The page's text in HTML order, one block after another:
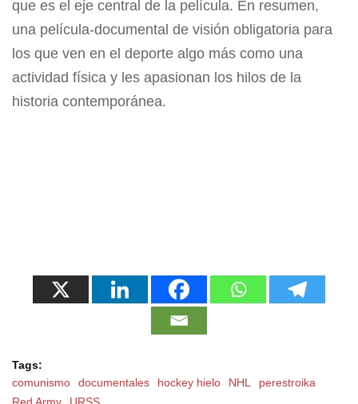
que es el eje central de la película. En resumen,
una película-documental de visión obligatoria para
los que ven en el deporte algo más como una
actividad física y les apasionan los hilos de la
historia contemporánea.
Tags:
comunismo
documentales hockey hielo NHL
perestroika
Red Army
URSS